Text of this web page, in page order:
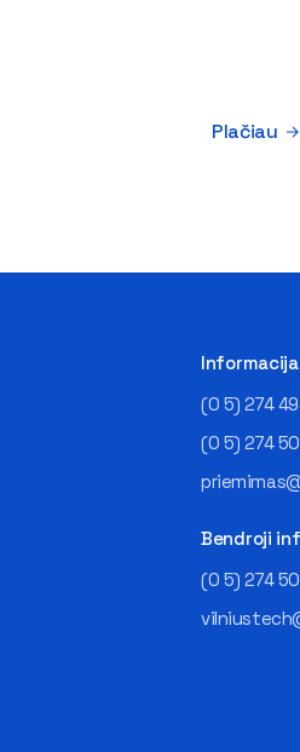
Plačiau
(0 5) 274
(0 5) 274
Bendroji
(0 5) 274